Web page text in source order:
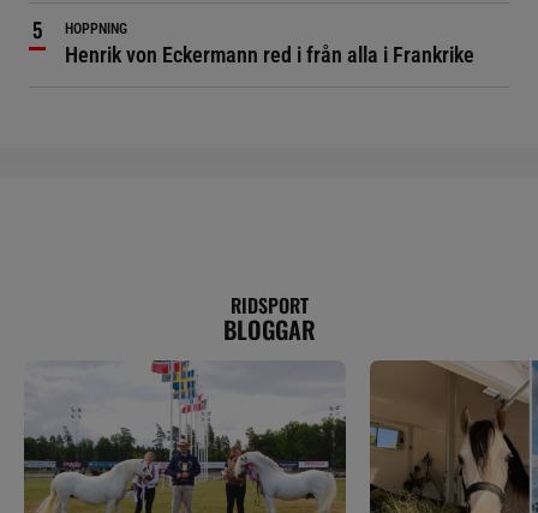
HOPPNING
Henrik von Eckermann red i från alla i Frankrike
RIDSPORT
BLOGGAR